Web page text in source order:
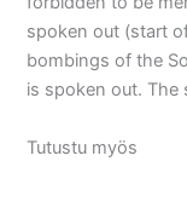
spoken out (start
bombings of the
is spoken out. The
Tutustu myös